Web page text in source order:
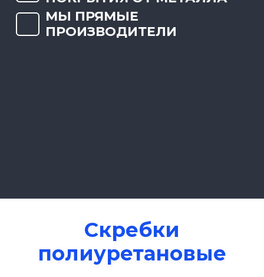
МЫ ПРЯМЫЕ
ПРОИЗВОДИТЕЛИ
Скребки
полиуретановые